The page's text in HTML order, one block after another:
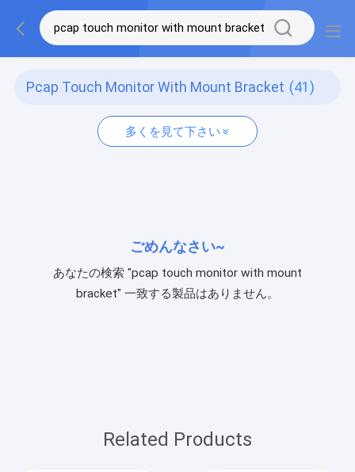
Pcap Touch Monitor With Mount Bracket (41)
多くを見て下さい
ごめんなさい~
あなたの検索 "pcap touch monitor with mount
bracket" 一致する製品はありません。
Related Products